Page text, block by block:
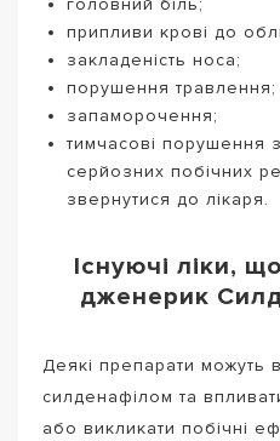
припливи крові до
закладеність носа;
порушення травлення;
запаморочення;
тимчасові порушення
серйозних побічних
звернутися до лікаря.
Існуючі ліки,
дженерик
Деякі препарати можуть
силденафілом та
або викликати побічні